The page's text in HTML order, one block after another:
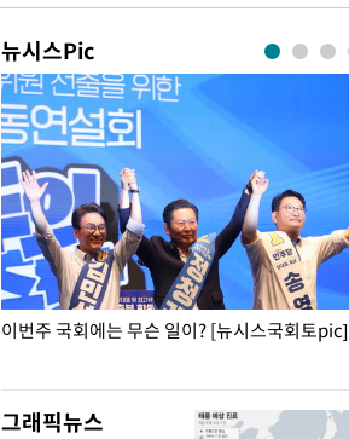
뉴시스Pic
이번주 국회에는 무슨 일이? [뉴시스국회토pic]
그래픽뉴스